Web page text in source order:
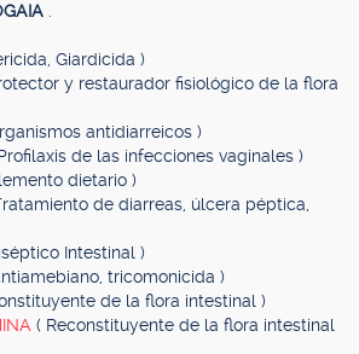
Giardicida )
y restaurador fisiológico de la flora
antidiarreicos )
de las infecciones vaginales )
dietario )
de diarreas, úlcera péptica,
Intestinal )
tricomonicida )
de la flora intestinal )
( Reconstituyente de la flora intestinal